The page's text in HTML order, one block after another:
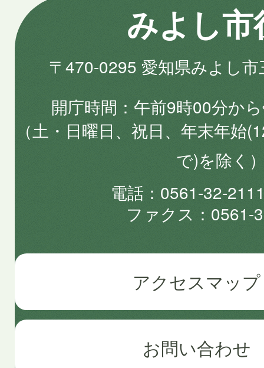
みよし市
〒470-0295 愛知県みよし
開庁時間
午前9時00分か
（土・日曜日、祝日、年末年始
で)を除く
電話
0561-32-
ファクス
0561-
アクセスマップ
お問い合わせ